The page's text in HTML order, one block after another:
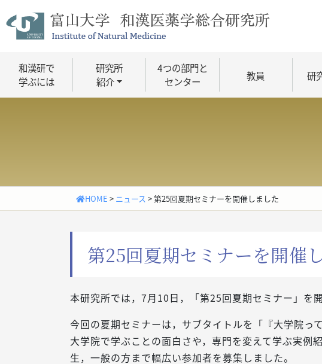
to
content
和漢研で
学ぶには
研究所
紹介
4つの部門と
センター
教員 研
HOME > ニュース >第25回夏期セミナーを開催しました
第25回夏期セミナーを開催
本研究所では，7月10日，「第25回夏期セミナー」を
今回の夏期セミナーは，サブタイトルを「『大学院っ
大学院で学ぶことの面白さや，専門を変えて学ぶ実
生，一般の方まで幅広い参加者を募集しました。